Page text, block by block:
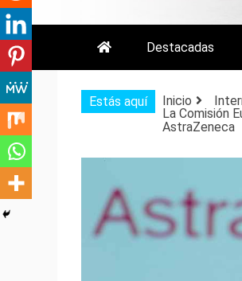
NOTICIAS DEL
Destacadas
Estás aquí Inicio
La Comisión
AstraZeneca